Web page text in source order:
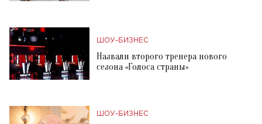
ШОУ-БИЗНЕС
Назвали второго тренера нового
сезона «Голоса страны»
ШОУ-БИЗНЕС